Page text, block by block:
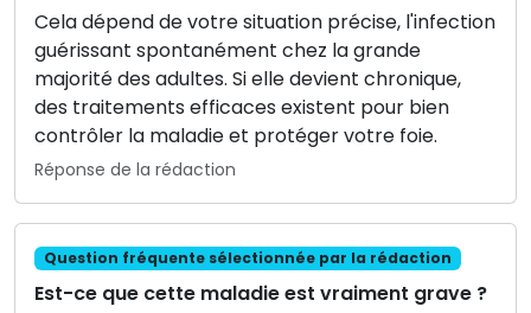
Cela dépend de votre situation précise, l'infection
guérissant spontanément chez la grande
majorité des adultes. Si elle devient chronique,
des traitements efficaces existent pour bien
contrôler la maladie et protéger votre foie.
Réponse de la rédaction
Question fréquente sélectionnée par la rédaction
Est-ce que cette maladie est vraiment grave ?